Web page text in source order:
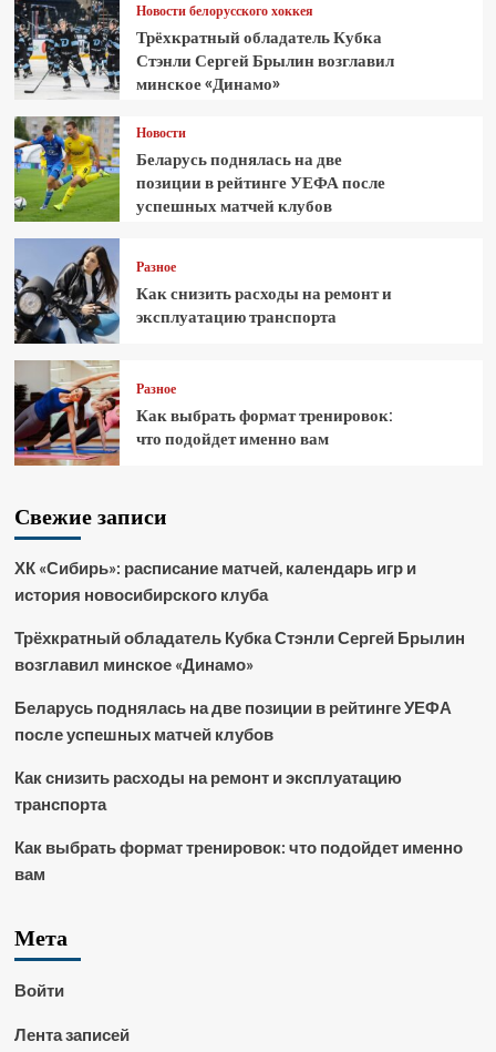
Новости белорусского хоккея
Трёхкратный обладатель Кубка
Стэнли Сергей Брылин возглавил
минское «Динамо»
Новости
Беларусь поднялась на две
позиции в рейтинге УЕФА после
успешных матчей клубов
Разное
Как снизить расходы на ремонт и
эксплуатацию транспорта
Разное
Как выбрать формат тренировок:
что подойдет именно вам
Свежие записи
ХК «Сибирь»: расписание матчей, календарь игр и
история новосибирского клуба
Трёхкратный обладатель Кубка Стэнли Сергей Брылин
возглавил минское «Динамо»
Беларусь поднялась на две позиции в рейтинге УЕФА
после успешных матчей клубов
Как снизить расходы на ремонт и эксплуатацию
транспорта
Как выбрать формат тренировок: что подойдет именно
вам
Мета
Войти
Лента записей